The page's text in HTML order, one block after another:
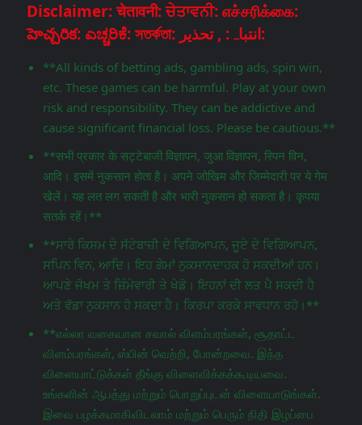
Disclaimer: चेतावनी: ਚੇਤਾਵਨੀ: எச்சரிக்கை:
హెచ్చరిక: ಎಚ್ಚರಿಕೆ: সতর্কতা: انتباہ: , تحذير:
**All kinds of betting ads, gambling ads, spin win,
etc. These games can be harmful. Play at your own
risk and responsibility. They can be addictive and
cause significant financial loss. Please be cautious.**
**सभी प्रकार के सट्टेबाजी विज्ञापन, जुआ विज्ञापन, स्पिन विन,
आदि। इसमें नुकसान होता है। अपने जोखिम और जिम्मेदारी पर ये गेम
खेलें। यह लत लग सकती है और भारी नुकसान हो सकता है। कृपया
सतर्क रहें।**
**ਸਾਰੇ ਕਿਸਮ ਦੇ ਸੱਟੇਬਾਜ਼ੀ ਦੇ ਵਿਗਿਆਪਨ, ਜੂਏ ਦੇ ਵਿਗਿਆਪਨ,
ਸਪਿਨ ਵਿਨ, ਆਦਿ। ਇਹ ਗੇਮਾਂ ਨੁਕਸਾਨਦਾਹਕ ਹੋ ਸਕਦੀਆਂ ਹਨ।
ਆਪਣੇ ਜੋਖਮ ਤੇ ਜ਼ਿੰਮੇਵਾਰੀ ਤੇ ਖੇਡੋ। ਇਹਨਾਂ ਦੀ ਲਤ ਪੈ ਸਕਦੀ ਹੈ
ਅਤੇ ਵੱਡਾ ਨੁਕਸਾਨ ਹੋ ਸਕਦਾ ਹੈ। ਕਿਰਪਾ ਕਰਕੇ ਸਾਵਧਾਨ ਰਹੋ।**
**எல்லா வகையான சவால் விளம்பரங்கள், சூதாட்ட
விளம்பரங்கள், ஸ்பின் வெற்றி, போன்றவை. இந்த
விளையாட்டுக்கள் தீங்கு விளைவிக்கக்கூடியவை.
உங்களின் ஆபத்து மற்றும் பொறுப்புடன் விளையாடுங்கள்.
இவை பழக்கமாகிவிடலாம் மற்றும் பெரும் நிதி இழப்பை